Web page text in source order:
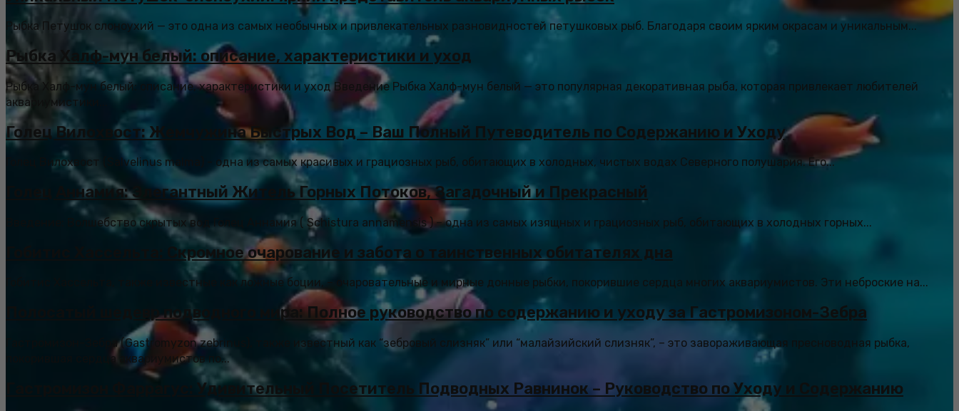
Рыбка Петушок слоноухий — это одна из самых необычных и привлекательных разновидностей петушковых рыб. Благодаря своим ярким окрасам и уникальным...
Рыбка Халф-мун белый: описание, характеристики и уход
Рыбка Халф-мун белый: описание, характеристики и уход Введение Рыбка Халф-мун белый — это популярная декоративная рыба, которая привлекает любителей
аквариумистики...
Голец Вилохвост: Жемчужина Быстрых Вод – Ваш Полный Путеводитель по Содержанию и Уходу
Голец Вилохвост (Salvelinus malma) - одна из самых красивых и грациозных рыб, обитающих в холодных, чистых водах Северного полушария. Его...
Голец Аннамия: Элегантный Житель Горных Потоков, Загадочный и Прекрасный
Введение: Волшебство скрытых вод Голец Аннамия ( Schistura annamensis ) – одна из самых изящных и грациозных рыб, обитающих в холодных горных...
Гобитис Хассельта: Скромное очарование и забота о таинственных обитателях дна
Гобитис Хассельта, также известные как ложные боции, – очаровательные и мирные донные рыбки, покорившие сердца многих аквариумистов. Эти неброские на...
Полосатый шедевр подводного мира: Полное руководство по содержанию и уходу за Гастромизоном-Зебра
Гастромизон-Зебра (Gastromyzon zebrinus), также известный как “зебровый слизняк” или “малайзийский слизняк”, – это завораживающая пресноводная рыбка,
покорившая сердца аквариумистов по...
Гастромизон Фаррагус: Удивительный Посетитель Подводных Равнинок – Руководство по Уходу и Содержанию